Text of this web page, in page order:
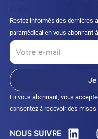
Restez informés des dernières
paramédical en vous abonnant
Je
En vous abonnant, vous
consentez à recevoir des mises
NOUS SUIVRE